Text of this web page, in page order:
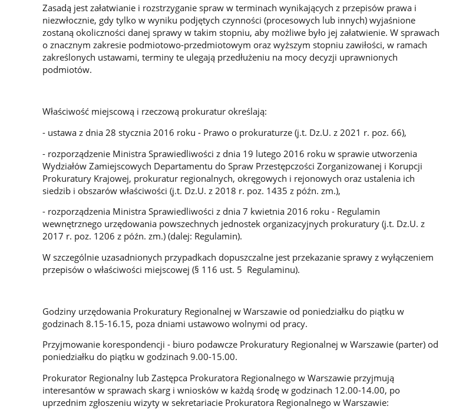
Zasadą jest załatwianie i rozstrzyganie spraw w terminach wynikających z przepisów prawa i
niezwłocznie, gdy tylko w wyniku podjętych czynności (procesowych lub innych) wyjaśnione
zostaną okoliczności danej sprawy w takim stopniu, aby możliwe było jej załatwienie. W sprawach
o znacznym zakresie podmiotowo-przedmiotowym oraz wyższym stopniu zawiłości, w ramach
zakreślonych ustawami, terminy te ulegają przedłużeniu na mocy decyzji uprawnionych
podmiotów.
Właściwość miejscową i rzeczową prokuratur określają:
- ustawa z dnia 28 stycznia 2016 roku - Prawo o prokuraturze (j.t. Dz.U. z 2021 r. poz. 66),
- rozporządzenie Ministra Sprawiedliwości z dnia 19 lutego 2016 roku w sprawie utworzenia
Wydziałów Zamiejscowych Departamentu do Spraw Przestępczości Zorganizowanej i Korupcji
Prokuratury Krajowej, prokuratur regionalnych, okręgowych i rejonowych oraz ustalenia ich
siedzib i obszarów właściwości (j.t. Dz.U. z 2018 r. poz. 1435 z późn. zm.),
- rozporządzenia Ministra Sprawiedliwości z dnia 7 kwietnia 2016 roku - Regulamin
wewnętrznego urzędowania powszechnych jednostek organizacyjnych prokuratury (j.t. Dz.U. z
2017 r. poz. 1206 z późn. zm.) (dalej: Regulamin).
W szczególnie uzasadnionych przypadkach dopuszczalne jest przekazanie sprawy z wyłączeniem
przepisów o właściwości miejscowej (§ 116 ust. 5 Regulaminu).
Godziny urzędowania Prokuratury Regionalnej w Warszawie od poniedziałku do piątku w
godzinach 8.15-16.15, poza dniami ustawowo wolnymi od pracy.
Przyjmowanie korespondencji - biuro podawcze Prokuratury Regionalnej w Warszawie (parter) od
poniedziałku do piątku w godzinach 9.00-15.00.
Prokurator Regionalny lub Zastępca Prokuratora Regionalnego w Warszawie przyjmują
interesantów w sprawach skarg i wniosków w każdą środę w godzinach 12.00-14.00, po
uprzednim zgłoszeniu wizyty w sekretariacie Prokuratora Regionalnego w Warszawie: